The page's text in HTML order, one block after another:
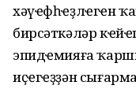
хәүҽфһҽҙлҽгҽн
бирсәткәләр
эпидҽмияға
иҫҽгҽҙҙән